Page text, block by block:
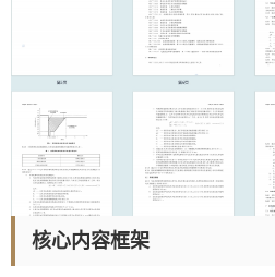
核心内容框架